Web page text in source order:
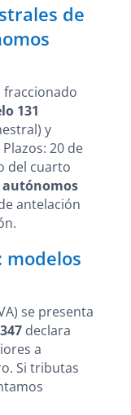
de
131
y
20 de
del cuarto
autónomos
antelación
modelos
se presenta
declara
a
Si tributas